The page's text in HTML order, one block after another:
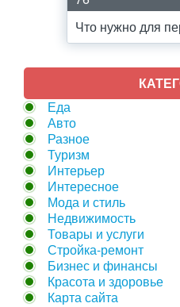
Что нужно для
Еда
Авто
Разное
Туризм
Интерьер
Интересное
Мода и стиль
Недвижимость
Товары и услуги
Стройка-ремонт
Бизнес и финансы
Красота и здоровье
Карта сайта